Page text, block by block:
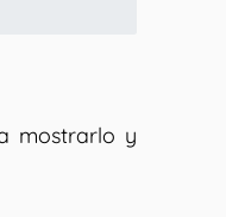
mostrarlo y